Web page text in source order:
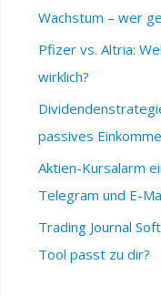
Wachstum – wer
Pfizer vs. Altria:
wirklich?
passives
Aktien-Kursalarm
Telegram und E-
Trading Journal
Tool passt zu dir?